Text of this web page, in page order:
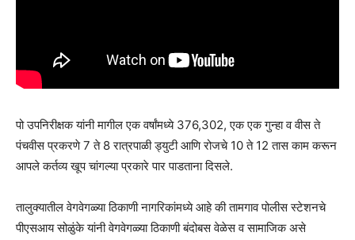
पो उपनिरीक्षक यांनी मागील एक वर्षांमध्ये 376,302, एक एक गुन्हा व वीस ते
पंचवीस प्रकरणे 7 ते 8 रात्रपाळी ड्युटी आणि रोजचे 10 ते 12 तास काम करून
आपले कर्तव्य खूप चांगल्या प्रकारे पार पाडताना दिसले.
तालुक्यातील वेगवेगळ्या ठिकाणी नागरिकांमध्ये आहे की तामगाव पोलीस स्टेशनचे
पीएसआय सोळुंके यांनी वेगवेगळ्या ठिकाणी बंदोबस वेळेस व सामाजिक असे